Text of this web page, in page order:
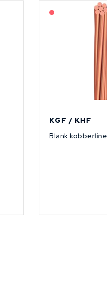
På forespørsel
KGF / KHF
Blank kobberline